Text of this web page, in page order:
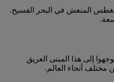
والغطس المنعش في البحر الفسيح.
إلى هذا المبنى العريق
مختلف أنحاء العالم.